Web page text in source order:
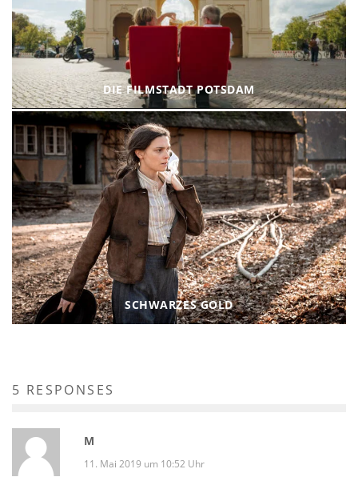
DIE FILMSTADT POTSDAM
SCHWARZES GOLD
5 RESPONSES
M
11. Mai 2019 um 10:52 Uhr